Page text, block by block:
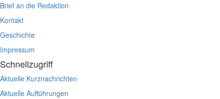
Brief an die Redaktion
Kontakt
Geschichte
Impressum
Schnellzugriff
Aktuelle Kurznachrichten
Aktuelle Aufführungen